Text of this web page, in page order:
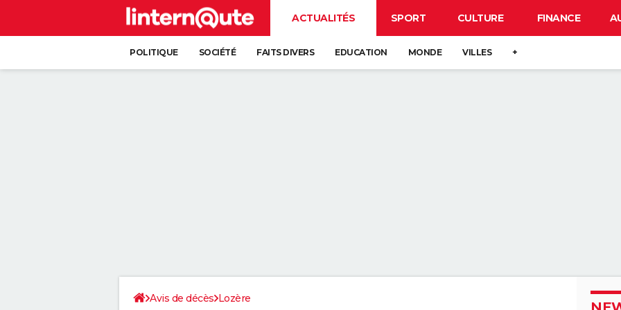
ACTUALITÉS SPORT CULTURE FINANCE
POLITIQUE SOCIÉTÉ FAITS DIVERS EDUCATION MONDE VILLES +
Avis de décès Lozère